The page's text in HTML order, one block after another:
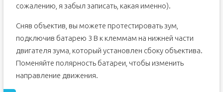
сожалению, я забыл записать, какая именно).
Сняв объектив, вы можете протестировать зум,
подключив батарею 3 В к клеммам на нижней части
двигателя зума, который установлен сбоку объектива.
Поменяйте полярность батареи, чтобы изменить
направление движения.